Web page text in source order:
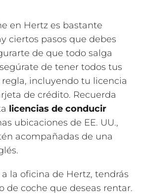
en Hertz es bastante
ciertos pasos que debes
de que todo salga
de tener todos tus
incluyendo tu licencia
de crédito. Recuerda
licencias de conducir
ubicaciones de EE. UU.,
acompañadas de una
la oficina de Hertz, tendrás
de coche que deseas rentar.